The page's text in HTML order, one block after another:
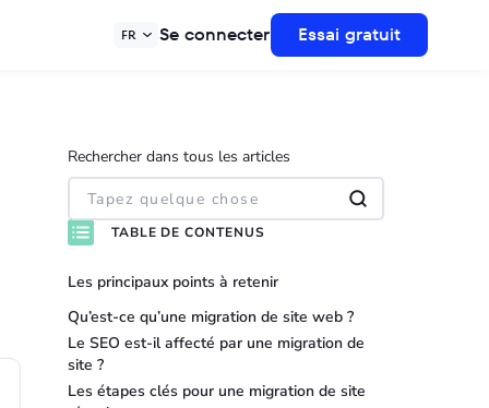
FR Se connecter Essai gratuit
Rechercher dans tous les articles
TABLE DE CONTENUS
Les principaux points à retenir
Qu’est-ce qu’une migration de site web ?
Le SEO est-il affecté par une migration de
site ?
Les étapes clés pour une migration de site